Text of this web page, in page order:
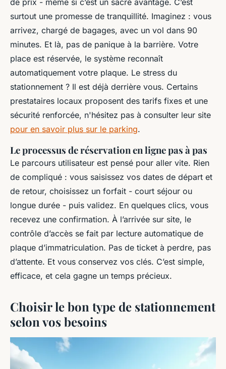
de prix - même si c’est un sacré avantage. C’est
surtout une promesse de tranquillité. Imaginez : vous
arrivez, chargé de bagages, avec un vol dans 90
minutes. Et là, pas de panique à la barrière. Votre
place est réservée, le système reconnaît
automatiquement votre plaque. Le stress du
stationnement ? Il est déjà derrière vous. Certains
prestataires locaux proposent des tarifs fixes et une
sécurité renforcée, n'hésitez pas à consulter leur site
pour en savoir plus sur le parking.
Le processus de réservation en ligne pas à pas
Le parcours utilisateur est pensé pour aller vite. Rien
de compliqué : vous saisissez vos dates de départ et
de retour, choisissez un forfait - court séjour ou
longue durée - puis validez. En quelques clics, vous
recevez une confirmation. À l’arrivée sur site, le
contrôle d’accès se fait par lecture automatique de
plaque d’immatriculation. Pas de ticket à perdre, pas
d’attente. Et vous conservez vos clés. C’est simple,
efficace, et cela gagne un temps précieux.
Choisir le bon type de stationnement
selon vos besoins